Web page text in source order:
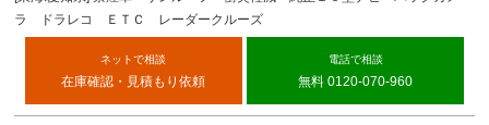
ラ ドラレコ ＥＴＣ レーダークルーズ
ネットで相談
在庫確認・見積もり依頼
電話で相談
無料 0120-070-960